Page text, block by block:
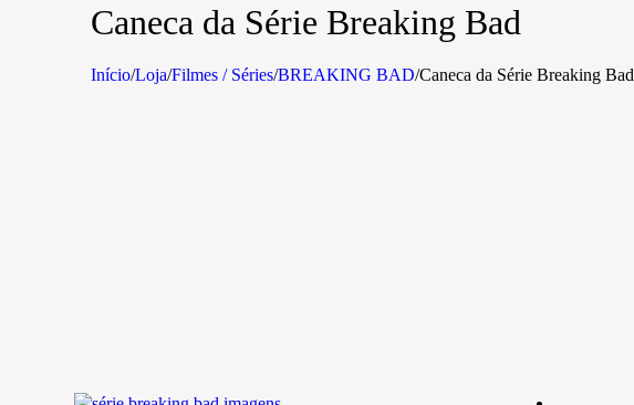
Caneca da Série Breaking Bad
Início/Loja/Filmes / Séries/BREAKING BAD/Caneca da Série Breaking Bad